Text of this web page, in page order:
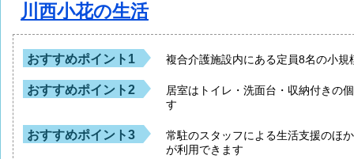
川西小花の生活
おすすめポイント1 複合介護施設内にある定員8名の小
おすすめポイント2
居室はトイレ・洗面台・収納付きの
す
おすすめポイント3
常駐のスタッフによる生活支援のほ
が利用できます